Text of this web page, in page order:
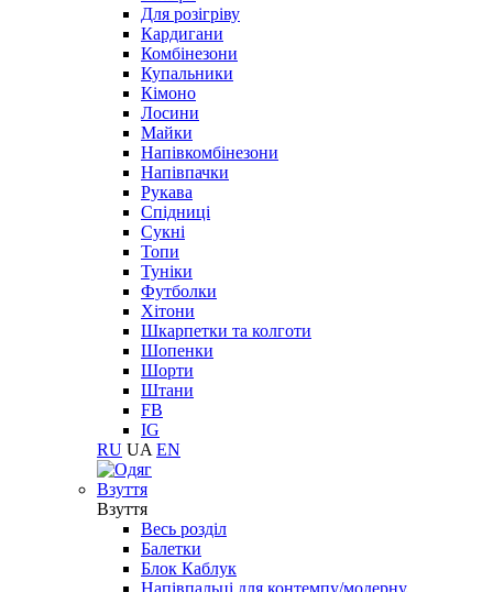
Для розігріву
Кардигани
Комбінезони
Купальники
Кімоно
Лосини
Майки
Напівкомбінезони
Напівпачки
Рукава
Спідниці
Сукні
Топи
Туніки
Футболки
Хітони
Шкарпетки та колготи
Шопенки
Шорти
Штани
FB
IG
RU UA EN
Взуття
Взуття
Весь розділ
Балетки
Блок Каблук
Напівпальці для контемпу/модерну,